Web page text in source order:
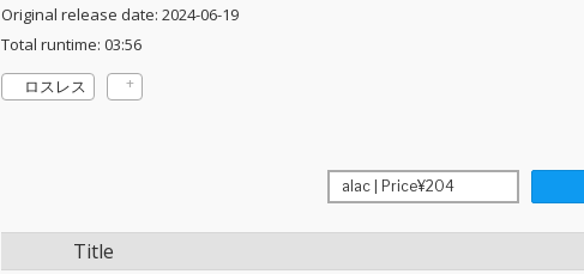
Original release date: 2024-06-19
Total runtime: 03:56
ロスレス
Title